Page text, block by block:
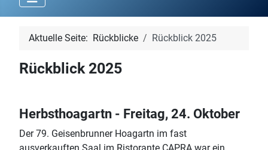
Aktuelle Seite: Rückblicke Rückblick 2025
Rückblick 2025
Herbsthoagartn - Freitag, 24. Oktober
Der 79. Geisenbrunner Hoagartn im fast